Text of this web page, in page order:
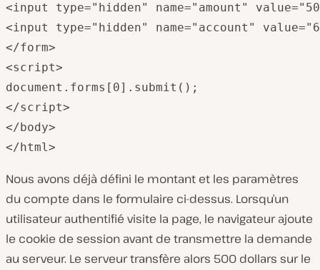
<input type="hidden" name="amount"
<input type="hidden" name="account"
</form>
<script>
document.forms[0].submit();
</script>
</body>
</html>
Nous avons déjà défini le montant et les paramètres
du compte dans le formulaire ci-dessus. Lorsqu’un
utilisateur authentifié visite la page, le navigateur ajoute
le cookie de session avant de transmettre la demande
au serveur. Le serveur transfère alors 500 dollars sur le